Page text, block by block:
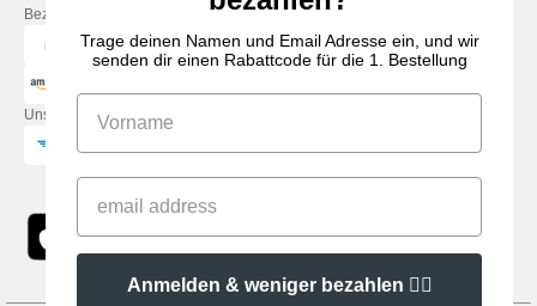
Bezahlung mit
Unsere Paketzusteller
Trage deinen Namen und Email Adresse ein, und wir
senden dir einen Rabattcode für die 1. Bestellung
Anmelden & weniger bezahlen 👍🏼